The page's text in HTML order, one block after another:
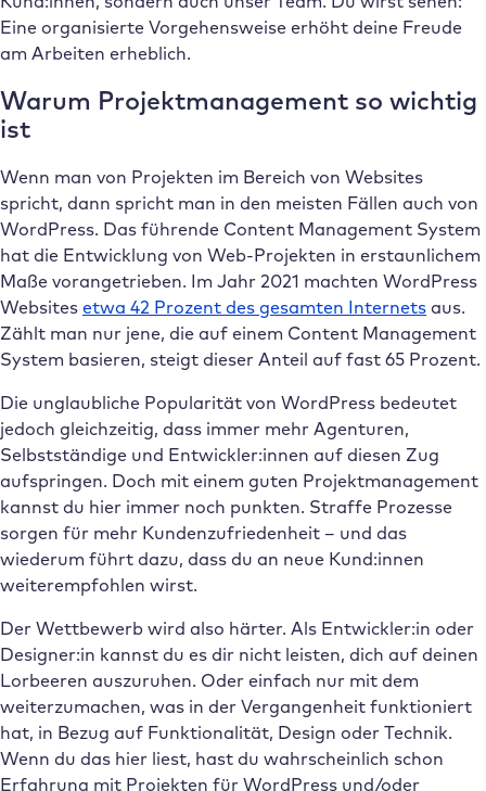
Eine organisierte Vorgehensweise erhöht deine Freude
am Arbeiten erheblich.
Warum Projektmanagement so wichtig
ist
Wenn man von Projekten im Bereich von Websites
spricht, dann spricht man in den meisten Fällen auch von
WordPress. Das führende Content Management System
hat die Entwicklung von Web-Projekten in erstaunlichem
Maße vorangetrieben. Im Jahr 2021 machten WordPress
Websites etwa 42 Prozent des gesamten Internets aus.
Zählt man nur jene, die auf einem Content Management
System basieren, steigt dieser Anteil auf fast 65 Prozent.
Die unglaubliche Popularität von WordPress bedeutet
jedoch gleichzeitig, dass immer mehr Agenturen,
Selbstständige und Entwickler:innen auf diesen Zug
aufspringen. Doch mit einem guten Projektmanagement
kannst du hier immer noch punkten. Straffe Prozesse
sorgen für mehr Kundenzufriedenheit – und das
wiederum führt dazu, dass du an neue Kund:innen
weiterempfohlen wirst.
Der Wettbewerb wird also härter. Als Entwickler:in oder
Designer:in kannst du es dir nicht leisten, dich auf deinen
Lorbeeren auszuruhen. Oder einfach nur mit dem
weiterzumachen, was in der Vergangenheit funktioniert
hat, in Bezug auf Funktionalität, Design oder Technik.
Wenn du das hier liest, hast du wahrscheinlich schon
Erfahrung mit Projekten für WordPress und/oder